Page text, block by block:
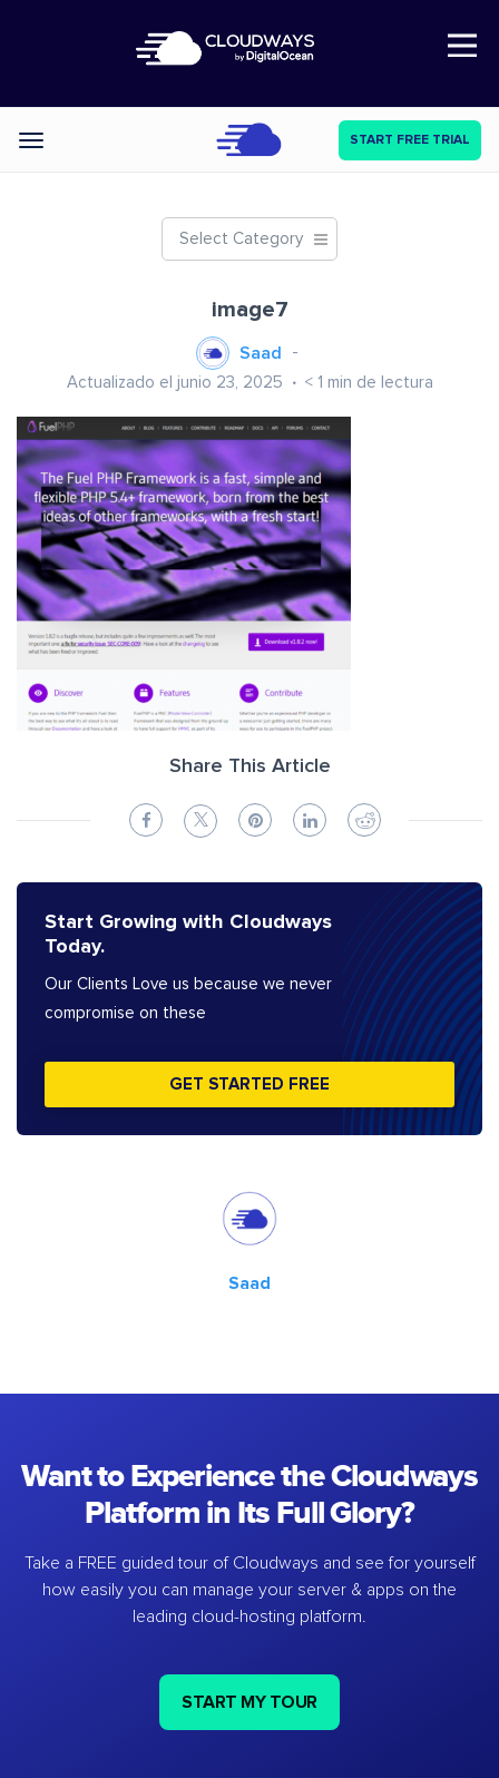
Open Nav
Categories START FREE TRIAL
Select Category
image7
Saad
Actualizado el junio 23, 2025 < 1 min de lectura
Share This Article
Start Growing with Cloudways
Today.
Our Clients Love us because we never
compromise on these
GET STARTED FREE
Saad
Want to Experience the Cloudways
Platform in Its Full Glory?
Take a FREE guided tour of Cloudways and see for yourself
how easily you can manage your server & apps on the
leading cloud-hosting platform.
START MY TOUR